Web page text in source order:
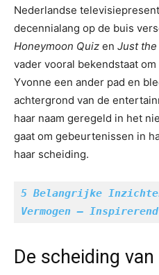
Nederlandse
decennialang op de buis
Honeymoon Quiz en Just the
vader vooral bekendstaat
Yvonne een ander pad en
achtergrond van de
haar naam geregeld in het
gaat om gebeurtenissen in
haar scheiding.
5 Belangrijke
Vermogen —
De scheiding van